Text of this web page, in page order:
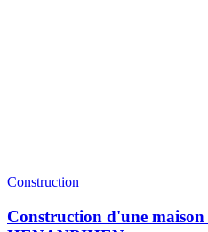
Construction
Construction d'une